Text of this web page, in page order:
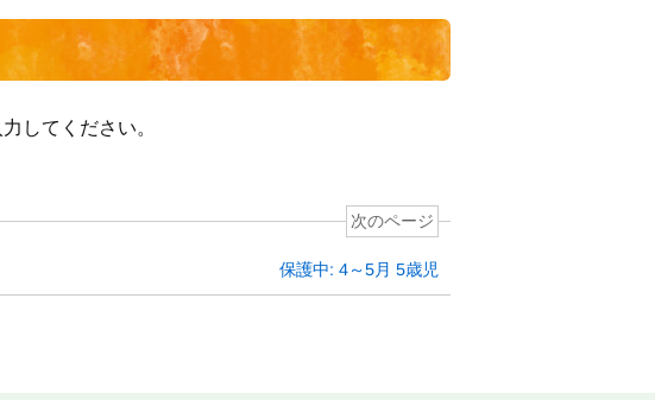
してください。
次のページ
保護中: 4～5月 5歳児